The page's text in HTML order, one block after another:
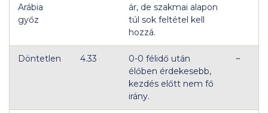
Arábia
győz
ár, de szakmai alapon
túl sok feltétel kell
hozzá.
Döntetlen 4.33
0-0 félidő után
élőben érdekesebb,
kezdés előtt nem fő
irány.
~